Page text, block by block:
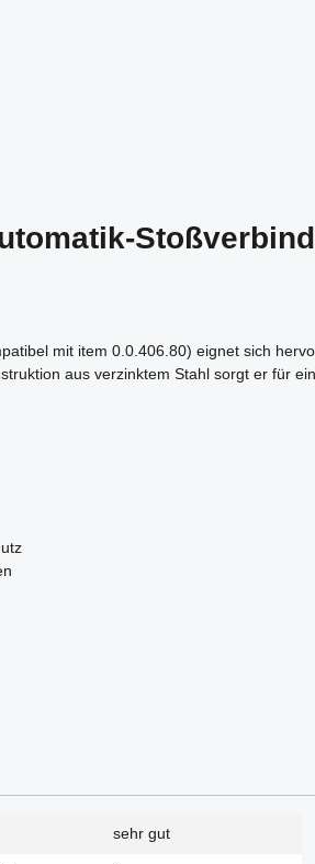
mit item 0.0.406.80) eignet sich
aus verzinktem Stahl sorgt er für
sehr gut